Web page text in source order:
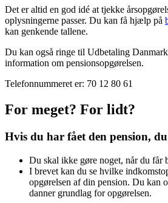
Det er altid en god idé at tjekke
oplysningerne passer. Du kan få hjælp på
kan genkende tallene.
Du kan også ringe til Udbetaling
information om pensionsopgørelsen.
Telefonnummeret er: 70 12 80 61
For meget? For lidt?
Hvis du har fået den pension,
Du skal ikke gøre noget, når du får
I brevet kan du se hvilke
opgørelsen af din pension. Du kan
danner grundlag for opgørelsen.